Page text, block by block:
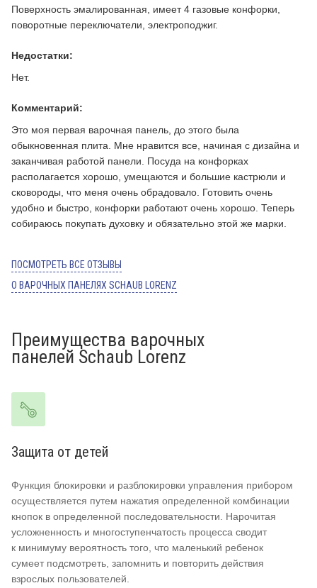
Поверхность эмалированная, имеет 4 газовые конфорки,
поворотные переключатели, электроподжиг.
Недостатки:
Нет.
Комментарий:
Это моя первая варочная панель, до этого была
обыкновенная плита. Мне нравится все, начиная с дизайна и
заканчивая работой панели. Посуда на конфорках
располагается хорошо, умещаются и большие кастрюли и
сковороды, что меня очень обрадовало. Готовить очень
удобно и быстро, конфорки работают очень хорошо. Теперь
собираюсь покупать духовку и обязательно этой же марки.
ПОСМОТРЕТЬ ВСЕ ОТЗЫВЫ
О ВАРОЧНЫХ ПАНЕЛЯХ SCHAUB LORENZ
Преимущества варочных
панелей Schaub Lorenz
Защита от детей
Функция блокировки и разблокировки управления прибором
осуществляется путем нажатия определенной комбинации
кнопок в определенной последовательности. Нарочитая
усложненность и многоступенчатость процесса сводит
к минимуму вероятность того, что маленький ребенок
сумеет подсмотреть, запомнить и повторить действия
взрослых пользователей.